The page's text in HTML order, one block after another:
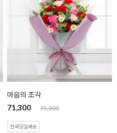
마음의 조각
71,300 75,000
전국당일배송